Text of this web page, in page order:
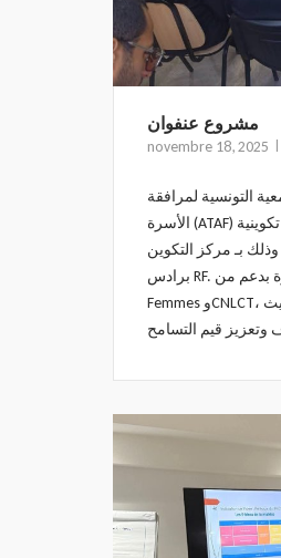
مشروع عنفوان
novembre 18, 2025
التونسية لمرافقة
الأسرة (ATAF) اليوم، السبت 25 أكتوبر 2025، دورة تكوينية
بـ مركز التكوين
برادس RF. تمّ تنفيذ هذه الدورة بدعم من FACE Tunisie وONU
Femmes وCNLCT، وبتنشيط من الأستاذة إيمان الفهري، حيث